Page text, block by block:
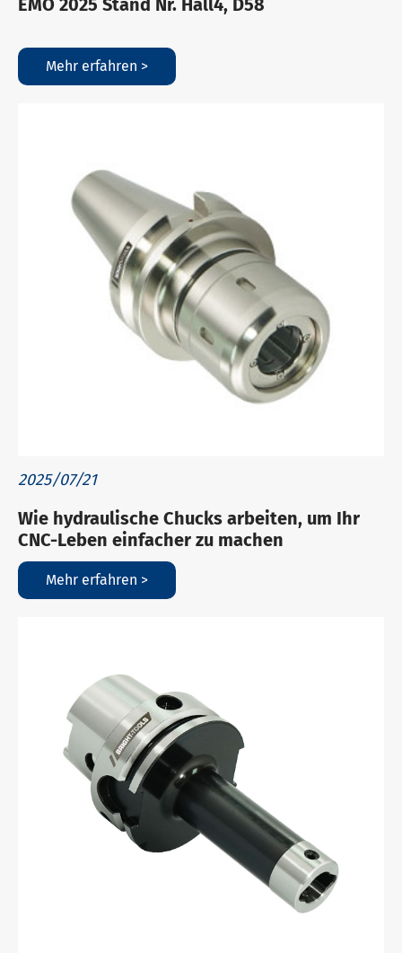
EMO 2025 Stand Nr. Hall4, D58
Mehr erfahren >
2025/07/21
Wie hydraulische Chucks arbeiten, um Ihr
CNC-Leben einfacher zu machen
Mehr erfahren >